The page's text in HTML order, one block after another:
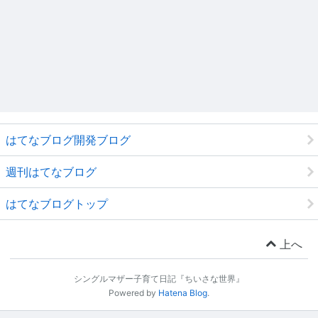
はてなブログ開発ブログ
週刊はてなブログ
はてなブログトップ
上へ
シングルマザー子育て日記『ちいさな世界』
Powered by Hatena Blog.